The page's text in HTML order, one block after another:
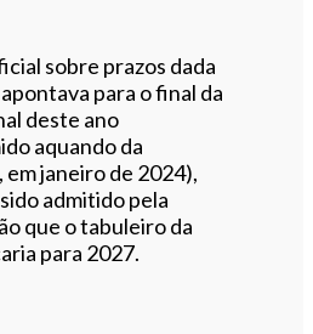
sobre prazos dada
para o final da
deste ano
aquando da
janeiro de 2024),
admitido pela
que o tabuleiro da
para 2027.